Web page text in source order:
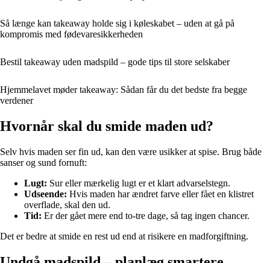
Så længe kan takeaway holde sig i køleskabet – uden at gå på
kompromis med fødevaresikkerheden
Bestil takeaway uden madspild – gode tips til store selskaber
Hjemmelavet møder takeaway: Sådan får du det bedste fra begge
verdener
Hvornår skal du smide maden ud?
Selv hvis maden ser fin ud, kan den være usikker at spise. Brug både
sanser og sund fornuft:
Lugt: Sur eller mærkelig lugt er et klart advarselstegn.
Udseende: Hvis maden har ændret farve eller fået en klistret
overflade, skal den ud.
Tid: Er der gået mere end to-tre dage, så tag ingen chancer.
Det er bedre at smide en rest ud end at risikere en madforgiftning.